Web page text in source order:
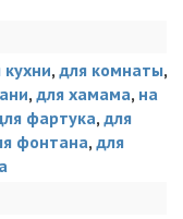
кухни, для комнаты,
, для хамама, на
фартука, для
фонтана, для